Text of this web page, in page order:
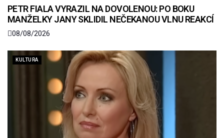
PETR FIALA VYRAZIL NA DOVOLENOU: PO BOKU
MANŽELKY JANY SKLIDIL NEČEKANOU VLNU REAKCÍ
08/08/2026
KULTURA